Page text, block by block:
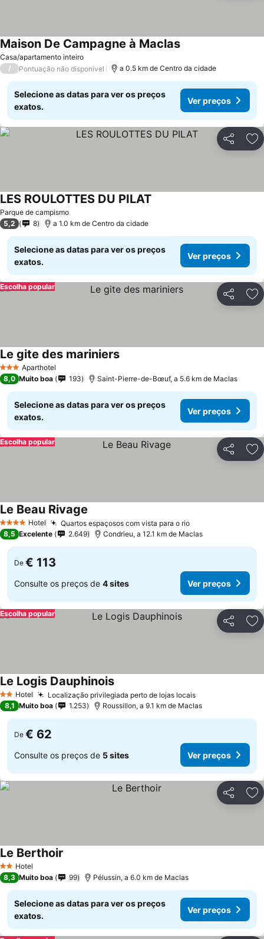
Casa/apartamento inteiro
Maison De Campagne à Maclas
/ Pontuação não disponível a 0.5 km de Centro da cidade
Selecione as datas para ver os preços
exatos.
Ver preços
Partilhar
Parque de campismo
LES ROULOTTES DU PILAT
5,2 8 a 1.0 km de Centro da cidade
Selecione as datas para ver os preços
exatos.
Ver preços
Partilhar
Escolha popular
3 EstrelasAparthotel
Le gite des mariniers
8,0 Muito boa 193 Saint-Pierre-de-Bœuf, a 5.6 km de Maclas
Selecione as datas para ver os preços
exatos.
Ver preços
Partilhar
Escolha popular
4 EstrelasHotel Quartos espaçosos com vista para o rio
Le Beau Rivage
8,5 Excelente 2.649 Condrieu, a 12.1 km de Maclas
De € 113
Consulte os preços de 4 sites Ver preços
Partilhar
Escolha popular
2 Estrelas
Hotel Localização privilegiada perto de lojas locais
Le Logis Dauphinois
8,1 Muito boa 1.253 Roussillon, a 9.1 km de Maclas
De € 62
Consulte os preços de 5 sites Ver preços
Partilhar
2 Estrelas
Hotel
Le Berthoir
8,3 Muito boa 99 Pélussin, a 6.0 km de Maclas
Selecione as datas para ver os preços
exatos.
Ver preços